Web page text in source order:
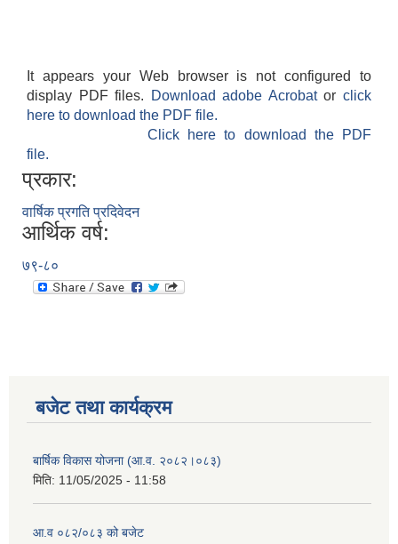
It appears your Web browser is not configured to
display PDF files.
Download adobe Acrobatorclick
here to download the PDF file.
Click here to download the PDF
file.
प्रकार:
वार्षिक प्रगति प्रदिवेदन
आर्थिक वर्ष:
७९-८०
बजेट तथा कार्यक्रम
बार्षिक विकास योजना (आ.व. २०८२।०८३)
मिति: 11/05/2025 - 11:58
आ.व ०८२/०८३ को बजेट